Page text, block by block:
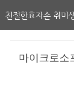
친절한효자손 취미
마이크로소